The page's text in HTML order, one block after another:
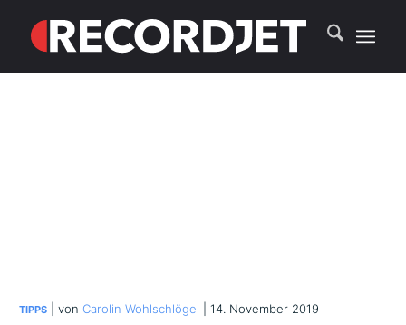
TIPPS | vonCarolin Wohlschlögel | 14. November 2019